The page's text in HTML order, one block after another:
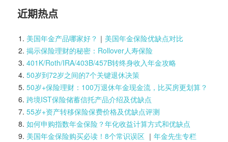
近期热点
美国年金产品哪家好？ ｜ 美国年金保险优缺点对比
揭示保险理财的秘密：Rollover人寿保险
401K/Roth/IRA/403B/457B转终身收入年金攻略
50岁到72岁之间的7个关键退休决策
50岁+保险理财：100万退休年金现金流，比买房更划算？
跨境IST保险储蓄信托产品介绍及优缺点
55岁+资产转移保险保费价格及优缺点评测
如何申购指数年金保险？年化收益计算方式和优缺点
美国年金保险购买必读！8个常识误区｜ 年金先生专栏